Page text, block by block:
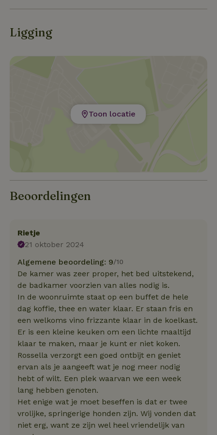
authentieke plek, ondergedompeld in een gezonde
typische lokale producten weerstaan en geboren
Ligging
Toon locatie
Beoordelingen
Rietje
21 oktober 2024
Algemene beoordeling: 9/10
De kamer was zeer proper, het bed uitstekend,
de badkamer voorzien van alles nodig is.
In de woonruimte staat op een buffet de hele
dag koffie, thee en water klaar. Er staan fris en
een welkoms vino frizzante klaar in de koelkast.
Er is een kleine keuken om een lichte maaltijd
klaar te maken, maar je kunt er niet koken.
Rossella verzorgt een goed ontbijt en geniet
ervan als je aangeeft wat je nog meer nodig
hebt of wilt. Een plek waarvan we een week
lang hebben genoten.
Het enige wat je moet beseffen is dat er twee
vrolijke, springerige honden zijn. Wij vonden dat
niet erg, want ze zijn wel heel vriendelijk van